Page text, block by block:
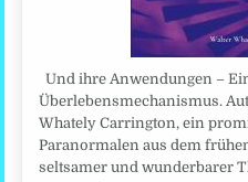
Und ihre Anwendungen –
Überlebensmechanismus.
Whately Carrington, ein
Paranormalen aus dem
seltsamer und wunderbarer